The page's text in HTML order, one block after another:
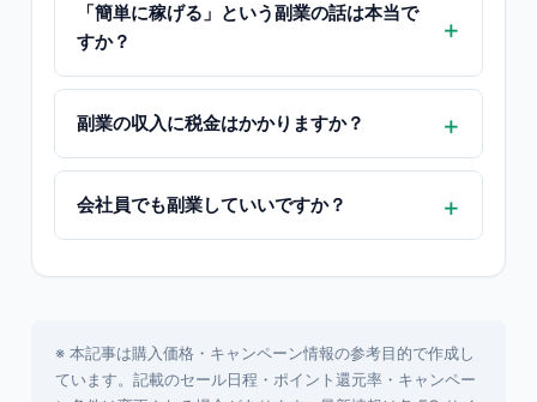
「簡単に稼げる」という副業の話は本当で
すか？
副業の収入に税金はかかりますか？
会社員でも副業していいですか？
※ 本記事は購入価格・キャンペーン情報の参考目的で作成し
ています。記載のセール日程・ポイント還元率・キャンペー